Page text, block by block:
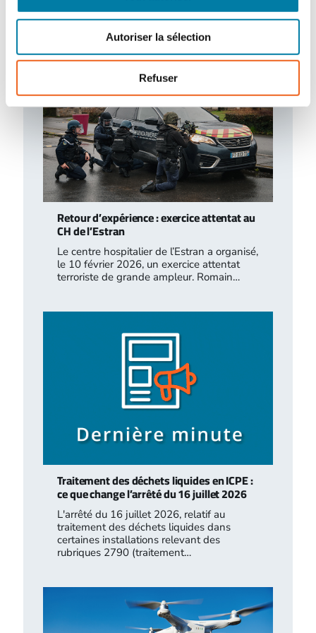
Autoriser la sélection
Refuser
classées…
Retour d’expérience : exercice attentat au
CH de l’Estran
Le centre hospitalier de l’Estran a organisé,
le 10 février 2026, un exercice attentat
terroriste de grande ampleur. Romain…
Traitement des déchets liquides en ICPE :
ce que change l’arrêté du 16 juillet 2026
L'arrêté du 16 juillet 2026, relatif au
traitement des déchets liquides dans
certaines installations relevant des
rubriques 2790 (traitement…